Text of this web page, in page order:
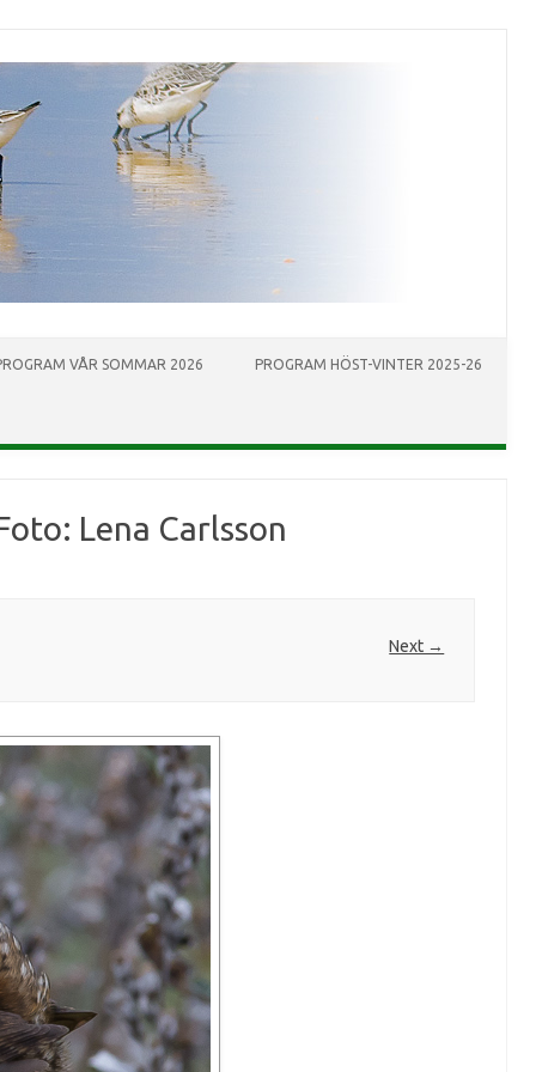
VÅR SOMMAR 2026 PROGRAM HÖST-VINTER 2025-26
Lena Carlsson
Next →